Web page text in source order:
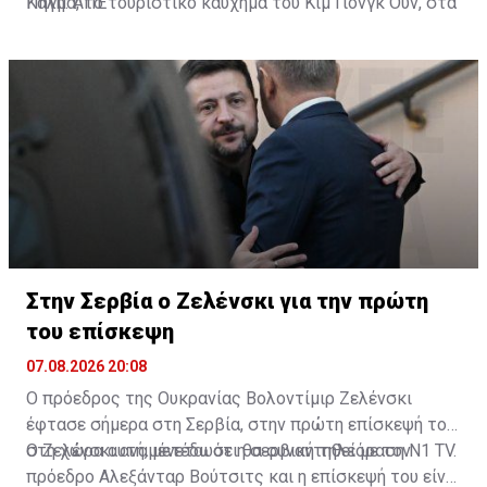
Πιονγκγιάνγκ είναι επίσης γεμάτα με επισκέπτες που
αναζητούν λίγη δροσιά.
Στην Σερβία ο Ζελένσκι για την πρώτη
του επίσκεψη
07.08.2026 20:08
Ο πρόεδρος της Ουκρανίας Βολοντίμιρ Ζελένσκι
έφτασε σήμερα στη Σερβία, στην πρώτη επίσκεψή του
στη χώρα αυτή, μετέδωσε η σερβική τηλεόραση N1 TV.
Ο Ζελένσκι αναμένεται ότι θα συναντηθεί με τον
πρόεδρο Αλεξάνταρ Βούτσιτς και η επίσκεψή του είναι